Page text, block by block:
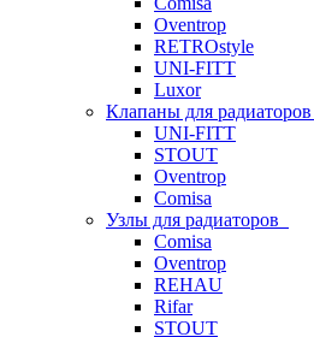
Oventrop
RETROstyle
UNI-FITT
Luxor
Клапаны для радиаторов
UNI-FITT
STOUT
Oventrop
Comisa
Узлы для радиаторов
Comisa
Oventrop
REHAU
Rifar
STOUT